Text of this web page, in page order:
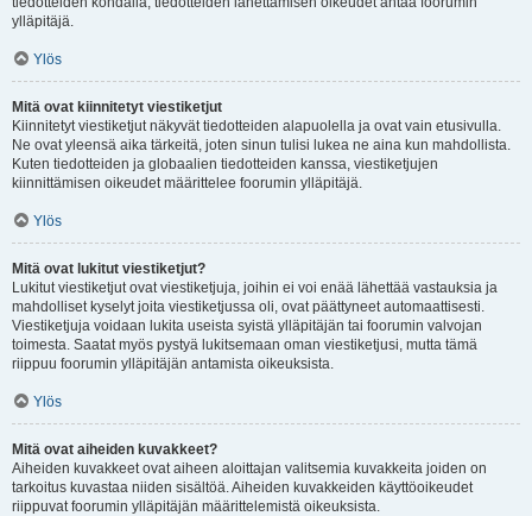
ylläpitäjä.
Ylös
Mitä ovat kiinnitetyt viestiketjut
Kiinnitetyt viestiketjut näkyvät tiedotteiden alapuolella ja ovat vain etusivulla.
Ne ovat yleensä aika tärkeitä, joten sinun tulisi lukea ne aina kun mahdollista.
Kuten tiedotteiden ja globaalien tiedotteiden kanssa, viestiketjujen
kiinnittämisen oikeudet määrittelee foorumin ylläpitäjä.
Ylös
Mitä ovat lukitut viestiketjut?
Lukitut viestiketjut ovat viestiketjuja, joihin ei voi enää lähettää vastauksia ja
mahdolliset kyselyt joita viestiketjussa oli, ovat päättyneet automaattisesti.
Viestiketjuja voidaan lukita useista syistä ylläpitäjän tai foorumin valvojan
toimesta. Saatat myös pystyä lukitsemaan oman viestiketjusi, mutta tämä
riippuu foorumin ylläpitäjän antamista oikeuksista.
Ylös
Mitä ovat aiheiden kuvakkeet?
Aiheiden kuvakkeet ovat aiheen aloittajan valitsemia kuvakkeita joiden on
tarkoitus kuvastaa niiden sisältöä. Aiheiden kuvakkeiden käyttöoikeudet
riippuvat foorumin ylläpitäjän määrittelemistä oikeuksista.